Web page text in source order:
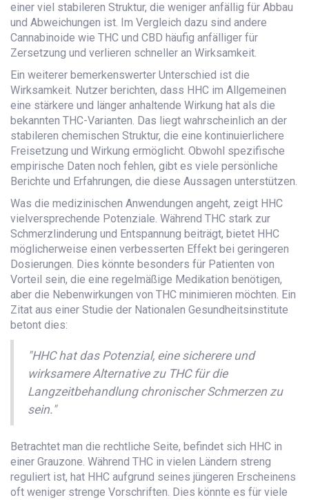
einer viel stabileren Struktur, die weniger anfällig für Abbau
und Abweichungen ist. Im Vergleich dazu sind andere
Cannabinoide wie THC und CBD häufig anfälliger für
Zersetzung und verlieren schneller an Wirksamkeit.
Ein weiterer bemerkenswerter Unterschied ist die
Wirksamkeit. Nutzer berichten, dass HHC im Allgemeinen
eine stärkere und länger anhaltende Wirkung hat als die
bekannten THC-Varianten. Das liegt wahrscheinlich an der
stabileren chemischen Struktur, die eine kontinuierlichere
Freisetzung und Wirkung ermöglicht. Obwohl spezifische
empirische Daten noch fehlen, gibt es viele persönliche
Berichte und Erfahrungen, die diese Aussagen unterstützen.
Was die medizinischen Anwendungen angeht, zeigt HHC
vielversprechende Potenziale. Während THC stark zur
Schmerzlinderung und Entspannung beiträgt, bietet HHC
möglicherweise einen verbesserten Effekt bei geringeren
Dosierungen. Dies könnte besonders für Patienten von
Vorteil sein, die eine regelmäßige Medikation benötigen,
aber die Nebenwirkungen von THC minimieren möchten. Ein
Zitat aus einer Studie der Nationalen Gesundheitsinstitute
betont dies:
"HHC hat das Potenzial, eine sicherere und
wirksamere Alternative zu THC für die
Langzeitbehandlung chronischer Schmerzen zu
sein."
Betrachtet man die rechtliche Seite, befindet sich HHC in
einer Grauzone. Während THC in vielen Ländern streng
reguliert ist, hat HHC aufgrund seines jüngeren Erscheinens
oft weniger strenge Vorschriften. Dies könnte es für viele